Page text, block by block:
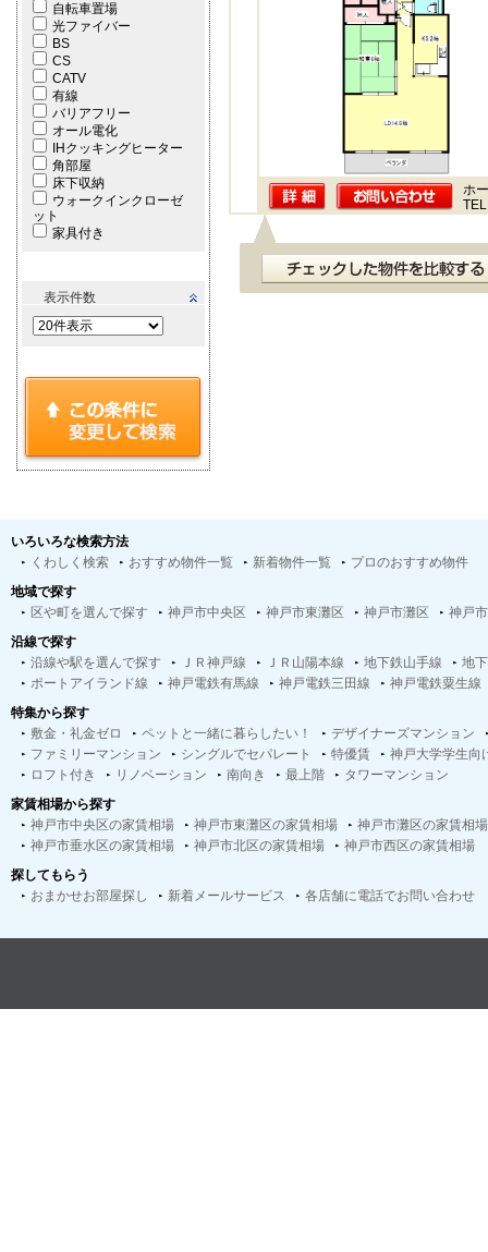
自転車置場
光ファイバー
BS
CS
CATV
有線
バリアフリー
オール電化
IHクッキングヒーター
角部屋
床下収納
ウォークインクローゼ
ット
家具付き
表示件数
ホ
いろいろな検索方法
くわしく検索
おすすめ物件一覧 新着物件一覧
プロのおすすめ物件
地域で探す
区や町を選んで探す
神戸市中央区 神戸市東灘区 神戸市灘区
神戸
沿線で探す
沿線や駅を選んで探す
ＪＲ神戸線 ＪＲ山陽本線 地下鉄山手線
地
ポートアイランド線
神戸電鉄有馬線 神戸電鉄三田線
神戸電鉄粟生線
特集から探す
敷金・礼金ゼロ
ペットと一緒に暮らしたい！
デザイナーズマンション
ファミリーマンション
シングルでセパレート 特優賃
神戸大学学生向
ロフト付き
リノベーション 南向き 最上階
タワーマンション
家賃相場から探す
神戸市中央区の家賃相場
神戸市東灘区の家賃相場
神戸市灘区の家賃相場
神戸市垂水区の家賃相場
神戸市北区の家賃相場
神戸市西区の家賃相場
探してもらう
おまかせお部屋探し
新着メールサービス 各店舗に電話でお問い合わせ